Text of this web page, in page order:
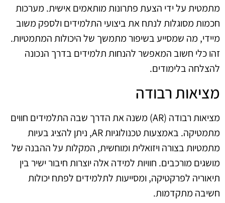
מתמטית על ידי הצעת פתרונות מותאמים אישית. מערכות
חכמות מסוגלות לנתח את ביצועי התלמידים ולספק משוב
מיידי, מה שמסייע בשיפור מתמשך של היכולות המתמטיות.
זהו כלי חשוב המאפשר להנחות תלמידים בדרך הנכונה
להצלחה בלימודים.
מציאות רבודה
מציאות רבודה (AR) משנה את הדרך שבה התלמידים חווים
מתמטיקה. באמצעות טכנולוגיות AR, ניתן להציג בעיות
מתמטיות בצורה ויזואלית ומוחשית, המקלות על ההבנה של
מושגים מורכבים. חוויות למידה אלה יוצרות חיבור ישיר בין
תיאוריה לפרקטיקה, ומסייעות לתלמידים לפתח יכולות
חשיבה מתקדמות.